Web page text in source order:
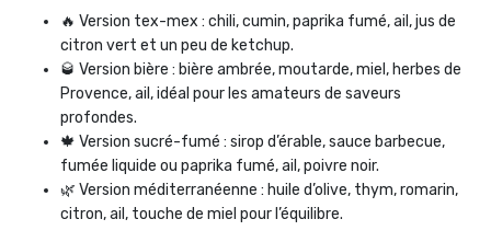
🔥 Version tex-mex : chili, cumin, paprika fumé, ail, jus de
citron vert et un peu de ketchup.
🥃 Version bière : bière ambrée, moutarde, miel, herbes de
Provence, ail, idéal pour les amateurs de saveurs
profondes.
🍁 Version sucré-fumé : sirop d’érable, sauce barbecue,
fumée liquide ou paprika fumé, ail, poivre noir.
🌿 Version méditerranéenne : huile d’olive, thym, romarin,
citron, ail, touche de miel pour l’équilibre.